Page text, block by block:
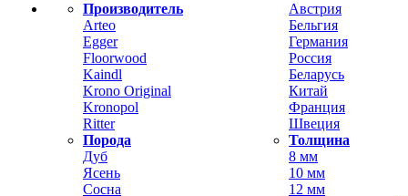
Производитель
Arteo
Egger
Floorwood
Kaindl
Krono Original
Kronopol
Ritter
Порода
Дуб
Ясень
Сосна
Австрия
Бельгия
Германия
Россия
Беларусь
Китай
Франция
Швеция
Толщина
8 мм
10 мм
12 мм